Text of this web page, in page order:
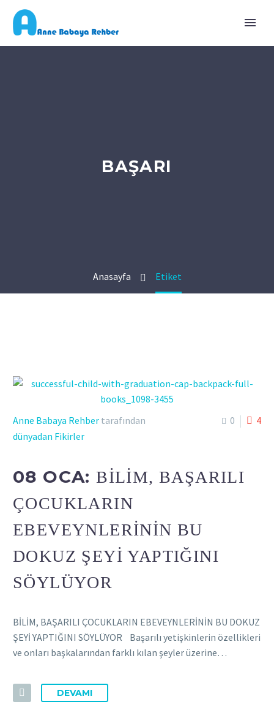
BAŞARI
Anasayfa Etiket
0 4
Anne Babaya Rehber tarafından
dünyadan Fikirler
08 OCA:BİLİM, BAŞARILI
ÇOCUKLARIN
EBEVEYNLERİNİN BU
DOKUZ ŞEYİ YAPTIĞINI
SÖYLÜYOR
BİLİM, BAŞARILI ÇOCUKLARIN EBEVEYNLERİNİN BU DOKUZ
ŞEYİ YAPTIĞINI SÖYLÜYOR Başarılı yetişkinlerin özellikleri
ve onları başkalarından farklı kılan şeyler üzerine…
DEVAMI